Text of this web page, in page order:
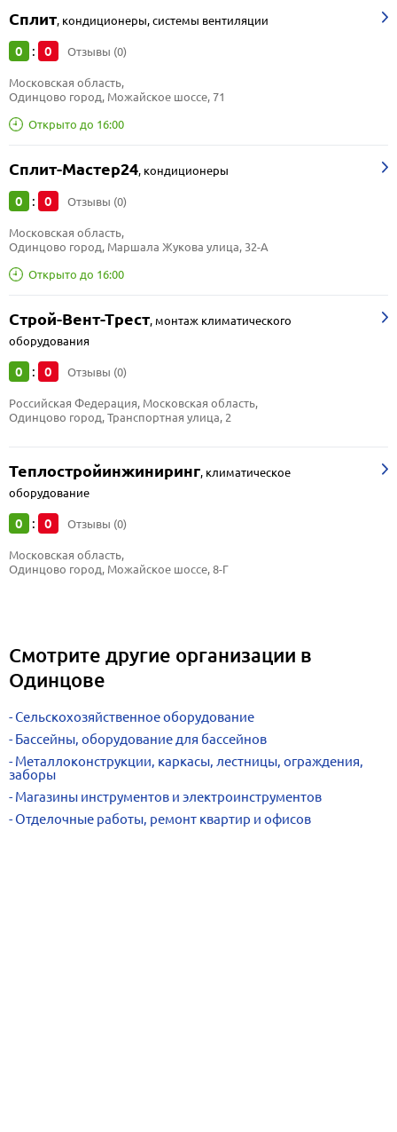
Сплит, кондиционеры, системы вентиляции
0 : 0 Отзывы (0)
Открыто до 16:00
Московская область,
Одинцово город, Можайское шоссе, 71
Сплит-Мастер24, кондиционеры
0 : 0 Отзывы (0)
Открыто до 16:00
Московская область,
Одинцово город, Маршала Жукова улица, 32-А
Строй-Вент-Трест, монтаж климатического
оборудования
0 : 0 Отзывы (0)
Российская Федерация, Московская область,
Одинцово город, Транспортная улица, 2
Теплостройинжиниринг, климатическое
оборудование
0 : 0 Отзывы (0)
Московская область,
Одинцово город, Можайское шоссе, 8-Г
Смотрите другие организации в
Одинцове
Сельскохозяйственное оборудование
Бассейны, оборудование для бассейнов
Металлоконструкции, каркасы, лестницы, ограждения,
заборы
Магазины инструментов и электроинструментов
Отделочные работы, ремонт квартир и офисов